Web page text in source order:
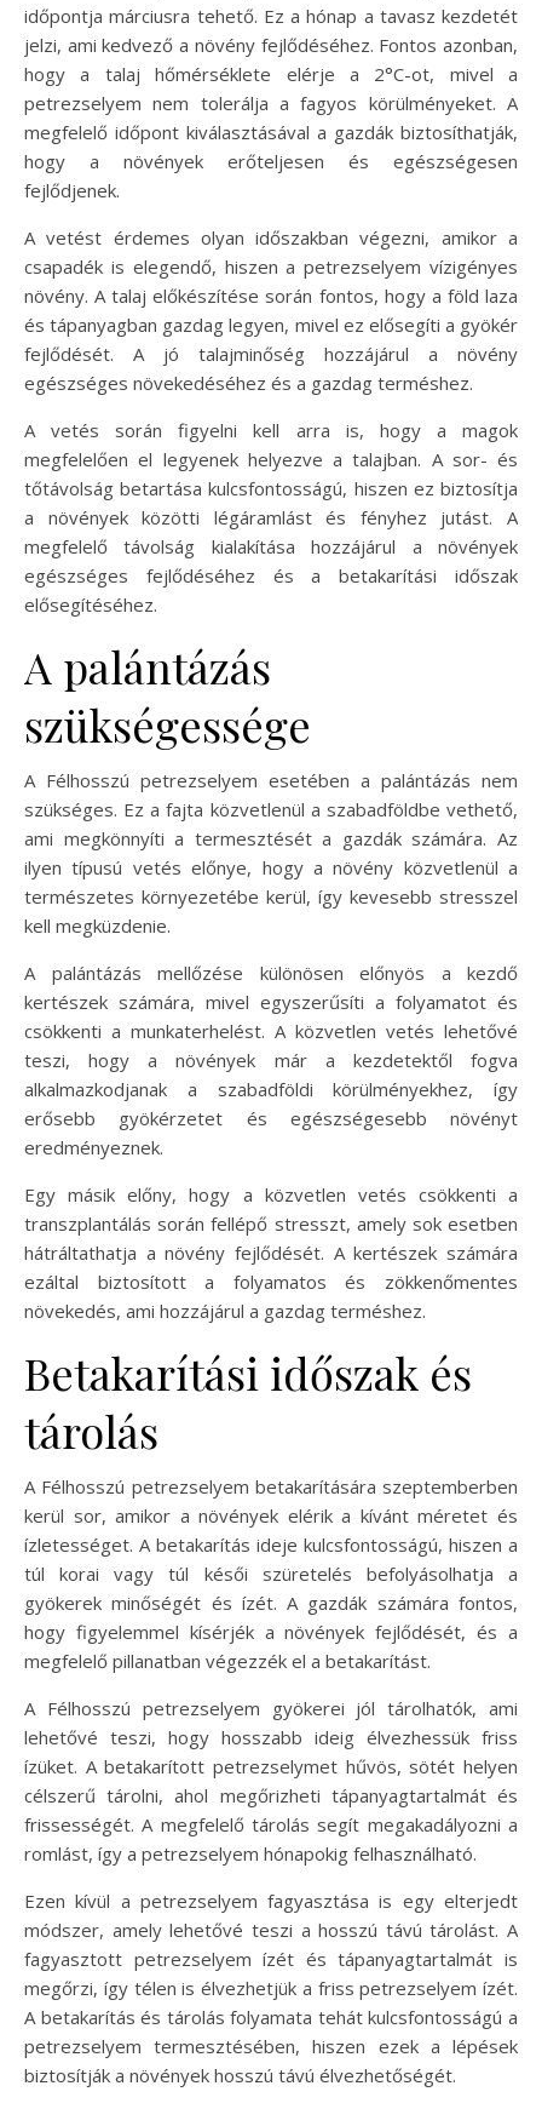
időpontja márciusra tehető. Ez a hónap a tavasz kezdetét
jelzi, ami kedvező a növény fejlődéséhez. Fontos azonban,
hogy a talaj hőmérséklete elérje a 2°C-ot, mivel a
petrezselyem nem tolerálja a fagyos körülményeket. A
megfelelő időpont kiválasztásával a gazdák biztosíthatják,
hogy a növények erőteljesen és egészségesen
fejlődjenek.
A vetést érdemes olyan időszakban végezni, amikor a
csapadék is elegendő, hiszen a petrezselyem vízigényes
növény. A talaj előkészítése során fontos, hogy a föld laza
és tápanyagban gazdag legyen, mivel ez elősegíti a gyökér
fejlődését. A jó talajminőség hozzájárul a növény
egészséges növekedéséhez és a gazdag terméshez.
A vetés során figyelni kell arra is, hogy a magok
megfelelően el legyenek helyezve a talajban. A sor- és
tőtávolság betartása kulcsfontosságú, hiszen ez biztosítja
a növények közötti légáramlást és fényhez jutást. A
megfelelő távolság kialakítása hozzájárul a növények
egészséges fejlődéséhez és a betakarítási időszak
elősegítéséhez.
A palántázás
szükségessége
A Félhosszú petrezselyem esetében a palántázás nem
szükséges. Ez a fajta közvetlenül a szabadföldbe vethető,
ami megkönnyíti a termesztését a gazdák számára. Az
ilyen típusú vetés előnye, hogy a növény közvetlenül a
természetes környezetébe kerül, így kevesebb stresszel
kell megküzdenie.
A palántázás mellőzése különösen előnyös a kezdő
kertészek számára, mivel egyszerűsíti a folyamatot és
csökkenti a munkaterhelést. A közvetlen vetés lehetővé
teszi, hogy a növények már a kezdetektől fogva
alkalmazkodjanak a szabadföldi körülményekhez, így
erősebb gyökérzetet és egészségesebb növényt
eredményeznek.
Egy másik előny, hogy a közvetlen vetés csökkenti a
transzplantálás során fellépő stresszt, amely sok esetben
hátráltathatja a növény fejlődését. A kertészek számára
ezáltal biztosított a folyamatos és zökkenőmentes
növekedés, ami hozzájárul a gazdag terméshez.
Betakarítási időszak és
tárolás
A Félhosszú petrezselyem betakarítására szeptemberben
kerül sor, amikor a növények elérik a kívánt méretet és
ízletességet. A betakarítás ideje kulcsfontosságú, hiszen a
túl korai vagy túl késői szüretelés befolyásolhatja a
gyökerek minőségét és ízét. A gazdák számára fontos,
hogy figyelemmel kísérjék a növények fejlődését, és a
megfelelő pillanatban végezzék el a betakarítást.
A Félhosszú petrezselyem gyökerei jól tárolhatók, ami
lehetővé teszi, hogy hosszabb ideig élvezhessük friss
ízüket. A betakarított petrezselymet hűvös, sötét helyen
célszerű tárolni, ahol megőrizheti tápanyagtartalmát és
frissességét. A megfelelő tárolás segít megakadályozni a
romlást, így a petrezselyem hónapokig felhasználható.
Ezen kívül a petrezselyem fagyasztása is egy elterjedt
módszer, amely lehetővé teszi a hosszú távú tárolást. A
fagyasztott petrezselyem ízét és tápanyagtartalmát is
megőrzi, így télen is élvezhetjük a friss petrezselyem ízét.
A betakarítás és tárolás folyamata tehát kulcsfontosságú a
petrezselyem termesztésében, hiszen ezek a lépések
biztosítják a növények hosszú távú élvezhetőségét.